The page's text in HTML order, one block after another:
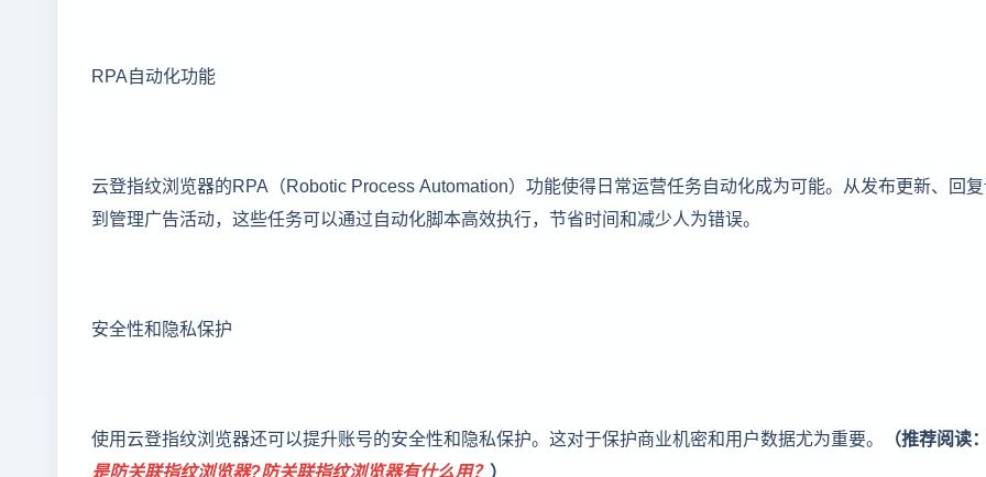
RPA自动化功能
云登指纹浏览器的RPA（Robotic Process Automation）功能使得日常运营任务自动化成为可能。从发布更新、回
到管理广告活动，这些任务可以通过自动化脚本高效执行，节省时间和减少人为错误。
安全性和隐私保护
使用云登指纹浏览器还可以提升账号的安全性和隐私保护。这对于保护商业机密和用户数据尤为重要。 （推荐阅读：
是防关联指纹浏览器?防关联指纹浏览器有什么用？ ）